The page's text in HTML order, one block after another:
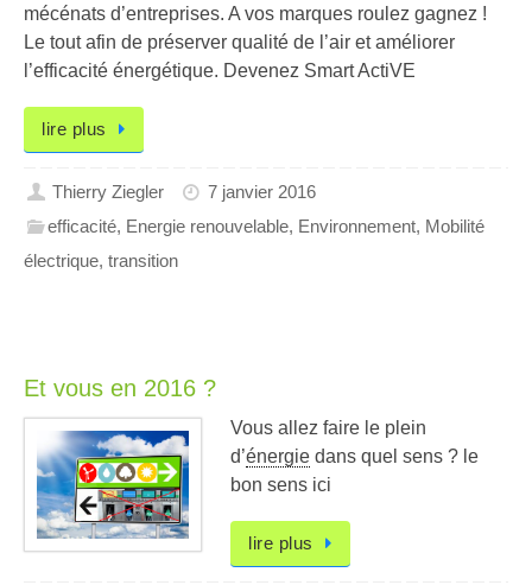
mécénats d’entreprises. A vos marques roulez gagnez !
Le tout afin de préserver qualité de l’air et améliorer
l’efficacité énergétique. Devenez Smart ActiVE
lire plus
Thierry Ziegler
7 janvier 2016
efficacité, Energie renouvelable, Environnement, Mobilité
électrique, transition
Et vous en 2016 ?
Vous allez faire le plein
d’énergie dans quel sens ? le
bon sens ici
lire plus